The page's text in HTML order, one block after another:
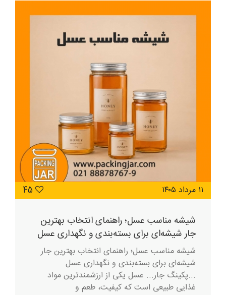
۱۱ مرداد ۱۴۰۵
شیشه مناسب عسل؛ راهنمای انتخاب بهترین
جار شیشه‌ای برای بسته‌بندی و نگهداری عسل
شیشه مناسب عسل؛ راهنمای انتخاب بهترین جار
شیشه‌ای برای بسته‌بندی و نگهداری عسل
...پکینگ جار... عسل یکی از ارزشمندترین مواد
غذایی طبیعی است که کیفیت، طعم و